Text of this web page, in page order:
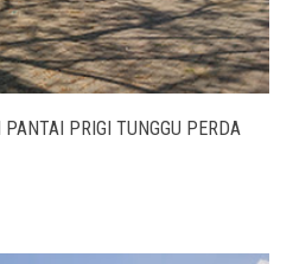
PRIGI TUNGGU PERDA